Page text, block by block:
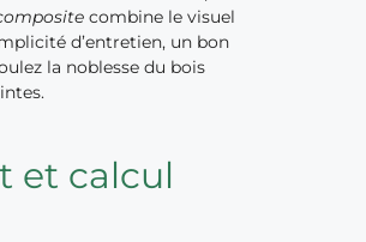
combine le visuel
d’entretien, un bon
la noblesse du bois
et calcul